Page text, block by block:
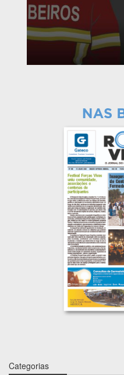
Categorias